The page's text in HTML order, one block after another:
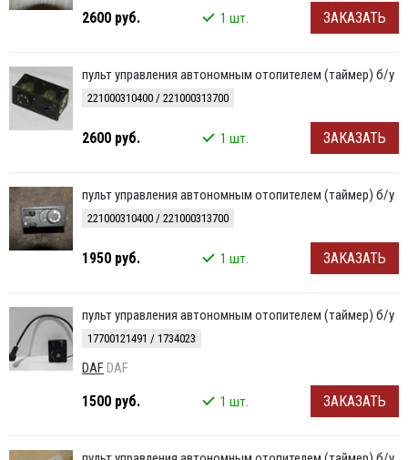
2600 руб. 1 шт. ЗАКАЗАТЬ
пульт управления автономным отопителем (таймер) б/у
221000310400 / 221000313700
2600 руб. 1 шт. ЗАКАЗАТЬ
пульт управления автономным отопителем (таймер) б/у
221000310400 / 221000313700
1950 руб. 1 шт. ЗАКАЗАТЬ
пульт управления автономным отопителем (таймер) б/у
17700121491 / 1734023
DAFDAF
1500 руб. 1 шт. ЗАКАЗАТЬ